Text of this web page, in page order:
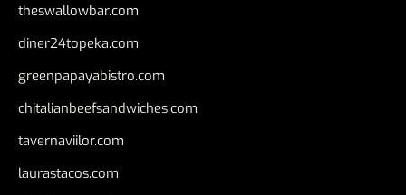
theswallowbar.com
diner24topeka.com
greenpapayabistro.com
chitalianbeefsandwiches.com
tavernaviilor.com
laurastacos.com